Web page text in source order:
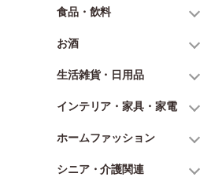
食品・飲料
お酒
生活雑貨・日用品
インテリア・家具・家電
ホームファッション
シニア・介護関連